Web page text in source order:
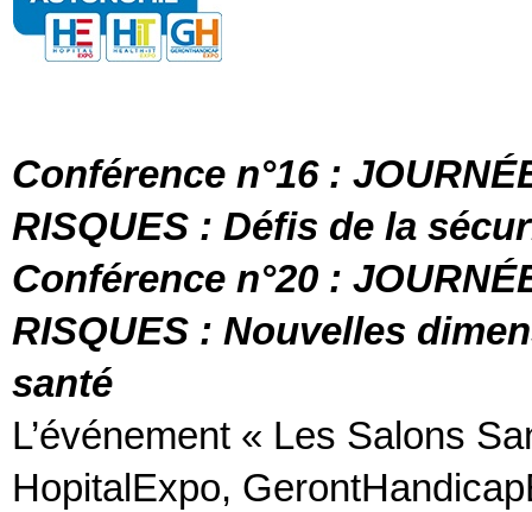
Conférence n°16 :
RISQUES : Défis de la
Conférence n°20 :
RISQUES : Nouvelles
santé
L’événement « Les Salons
HopitalExpo,